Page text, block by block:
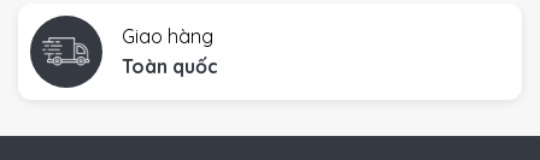
Giao hàng
Toàn quốc